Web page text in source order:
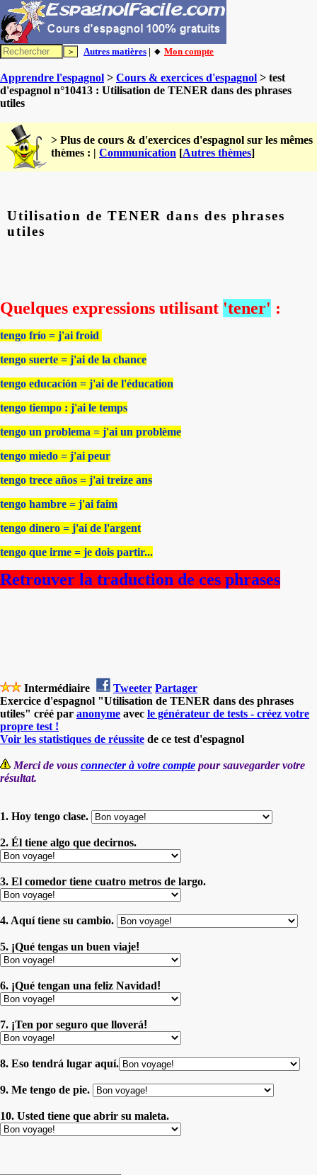
Autres matières | 🔸 Mon compte
Apprendre l'espagnol > Cours & exercices d'espagnol > test
d'espagnol n°10413 : Utilisation de TENER dans des phrases
utiles
> Plus de cours & d'exercices d'espagnol sur les mêmes
thèmes : | Communication [Autres thèmes]
Utilisation de TENER dans des phrases
utiles
Quelques expressions utilisant 'tener' :
tengo frío = j'ai froid
tengo suerte = j'ai de la chance
tengo educación = j'ai de l'éducation
tengo tiempo : j'ai le temps
tengo un problema = j'ai un problème
tengo miedo = j'ai peur
tengo trece años = j'ai treize ans
tengo hambre = j'ai faim
tengo dinero = j'ai de l'argent
tengo que irme = je dois partir...
Retrouver la traduction de ces phrases
Intermédiaire Tweeter Partager
Exercice d'espagnol "Utilisation de TENER dans des phrases
utiles" créé par anonyme avec le générateur de tests - créez votre
propre test !
Voir les statistiques de réussite de ce test d'espagnol
Merci de vous connecter à votre compte pour sauvegarder votre
résultat.
1. Hoy tengo clase.
2. Él tiene algo que decirnos.
3. El comedor tiene cuatro metros de largo.
4. Aquí tiene su cambio.
5. ¡Qué tengas un buen viaje!
6. ¡Qué tengan una feliz Navidad!
7. ¡Ten por seguro que lloverá!
8. Eso tendrá lugar aquí.
9. Me tengo de pie.
10. Usted tiene que abrir su maleta.